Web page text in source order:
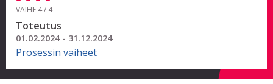
VAIHE 4 / 4
Toteutus
01.02.2024 - 31.12.2024
Prosessin vaiheet